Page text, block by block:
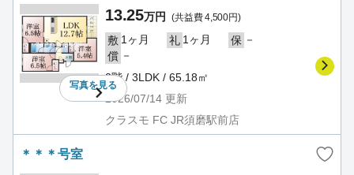
写真を見る
13.25万円 (共益費 4,500円)
敷 1ヶ月 礼 1ヶ月 保 －
償 －
2階 / 3LDK / 65.18㎡
2026/07/14 更新
クラスモ FC JR須磨駅前店
＊＊＊号室